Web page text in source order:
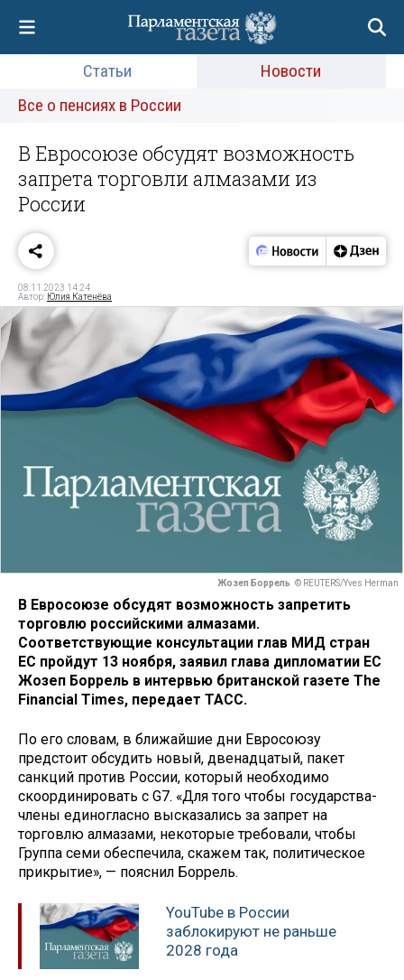
Статьи
Новости
Все о пенсиях в России
В Евросоюзе обсудят возможность
запрета торговли алмазами из
России
08.11.2023 14:24
Автор: Юлия Катенёва
Жозеп Боррель © REUTERS/Yves Herman
В Евросоюзе обсудят возможность запретить
торговлю российскими алмазами.
Соответствующие консультации глав МИД стран
ЕС пройдут 13 ноября, заявил глава дипломатии ЕС
Жозеп Боррель в интервью британской газете The
Financial Times, передает ТАСС.
По его словам, в ближайшие дни Евросоюзу
предстоит обсудить новый, двенадцатый, пакет
санкций против России, который необходимо
скоординировать с G7. «Для того чтобы государства-
члены единогласно высказались за запрет на
торговлю алмазами, некоторые требовали, чтобы
Группа семи обеспечила, скажем так, политическое
прикрытие», — пояснил Боррель.
YouTube в России
заблокируют не раньше
2028 года